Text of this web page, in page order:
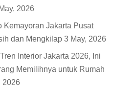
2026
Kemayoran Jakarta Pusat
dan Mengkilap 3 May, 2026
Interior Jakarta 2026, Ini
Memilihnya untuk Rumah
2026